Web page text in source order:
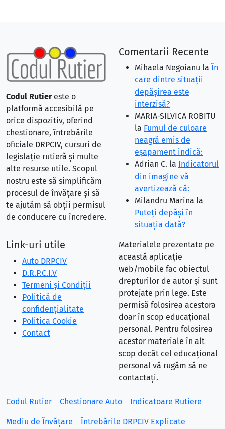
Codul Rutiereste o
platformă accesibilă pe
orice dispozitiv, oferind
chestionare, întrebările
oficiale DRPCIV, cursuri de
legislație rutieră și multe
alte resurse utile. Scopul
nostru este să simplificăm
procesul de învățare și să
te ajutăm să obții permisul
de conducere cu încredere.
Comentarii Recente
Mihaela Negoianu la În
care dintre situaţii
depăşirea este
interzisă?
MARIA-SILVICA ROBITU
la Fumul de culoare
neagră emis de
eşapament indică:
Adrian C. la Indicatorul
din imagine vă
avertizează că:
Milandru Marina la
Puteţi depăşi în
situaţia dată?
Link-uri utile
Auto DRPCIV
D.R.P.C.I.V
Termeni și Condiții
Politică de
confidențialitate
Politica Cookie
Contact
Materialele prezentate pe
această aplicație
web/mobile fac obiectul
drepturilor de autor și sunt
protejate prin lege. Este
permisă folosirea acestora
doar în scop educațional
personal. Pentru folosirea
acestor materiale în alt
scop decât cel educațional
personal vă rugăm să ne
contactați.
Codul Rutier Chestionare Auto Indicatoare Rutiere
Mediu de Învățare Întrebările DRPCIV Explicate